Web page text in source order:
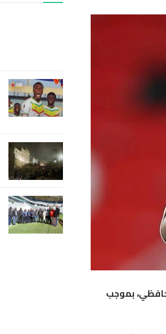
بموجب